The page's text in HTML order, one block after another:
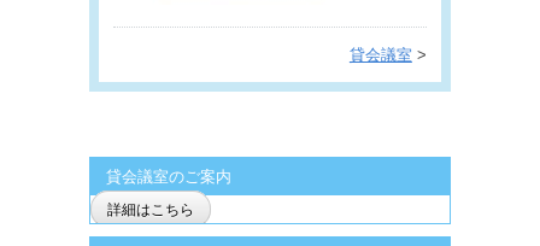
貸会議室 >
貸会議室のご案内
詳細はこちら